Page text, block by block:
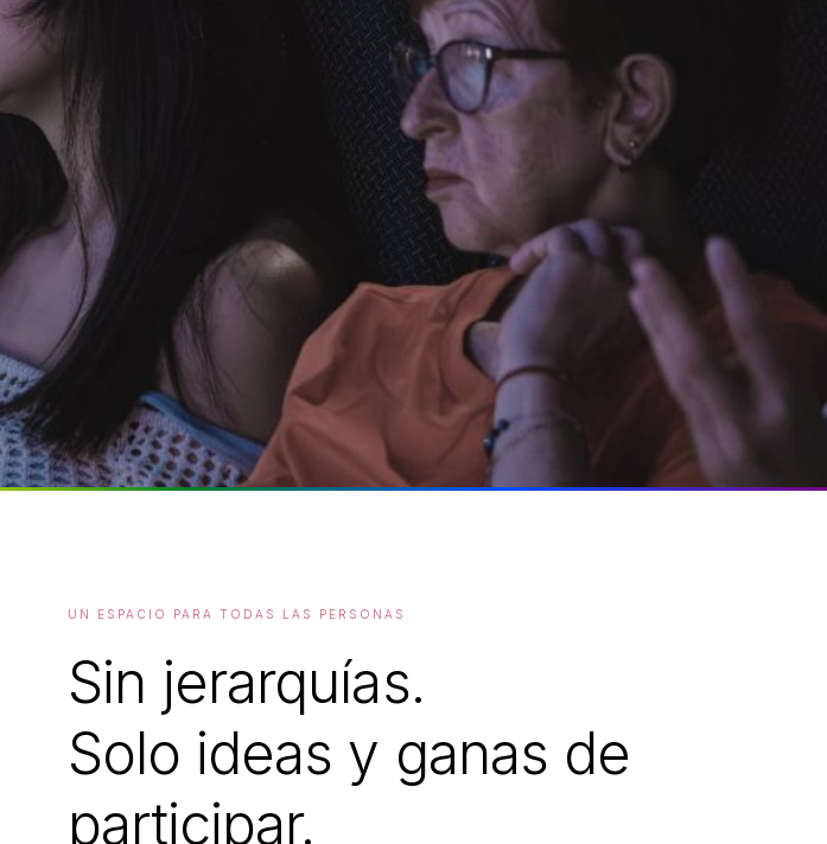
UN ESPACIO PARA TODAS LAS PERSONAS
Sin jerarquías.
Solo ideas y ganas de
participar.